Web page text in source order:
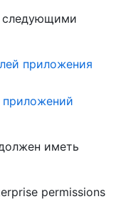
следующими
приложения
приложений
иметь
permissions